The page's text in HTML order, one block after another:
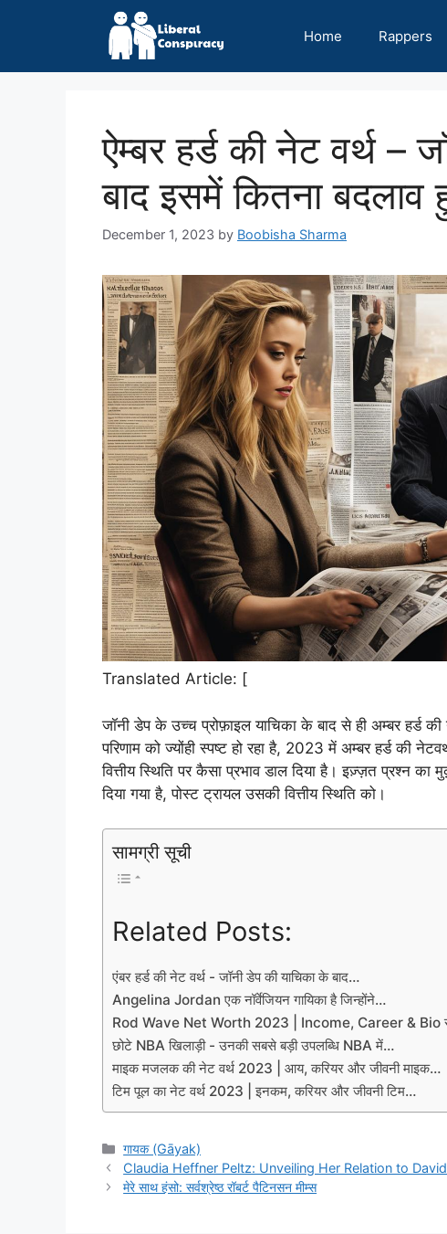
Home Rappers
ऐम्बर हर्ड की नेट वर्थ –
बाद इसमें कितना
December 1, 2023 by Boobisha Sharma
Translated Article: [
जॉनी डेप के उच्च प्रोफ़ाइल याचिका के बाद से ही अम्बर हर्ड
परिणाम को ज्योंही स्पष्ट हो रहा है, 2023 में अम्बर हर्ड की
वित्तीय स्थिति पर कैसा प्रभाव डाल दिया है। इज़्ज़त प्रश्न
दिया गया है, पोस्ट ट्रायल उसकी वित्तीय स्थिति को।
सामग्री सूची
Related Posts:
एंबर हर्ड की नेट वर्थ - जॉनी डेप की याचिका के बाद…
Angelina Jordan एक नॉर्वेजियन गायिका है जिन्होंने…
Rod Wave Net Worth 2023 | Income, Career & Bio
छोटे NBA खिलाड़ी - उनकी सबसे बड़ी उपलब्धि NBA में…
माइक मजलक की नेट वर्थ 2023 | आय, करियर और जीवनी माइक…
टिम पूल का नेट वर्थ 2023 | इनकम, करियर और जीवनी टिम…
Categories
गायक (Gāyak)
Claudia Heffner Peltz: Unveiling Her Relation to
मेरे साथ हंसो: सर्वश्रेष्ठ रॉबर्ट पैटिनसन मीम्स